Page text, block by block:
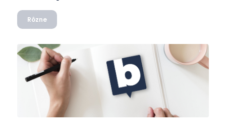
Rôzne